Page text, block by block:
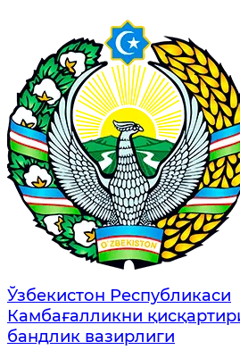
Ўзбекистон Республикаси
Камбағалликни
бандлик вазирлиги